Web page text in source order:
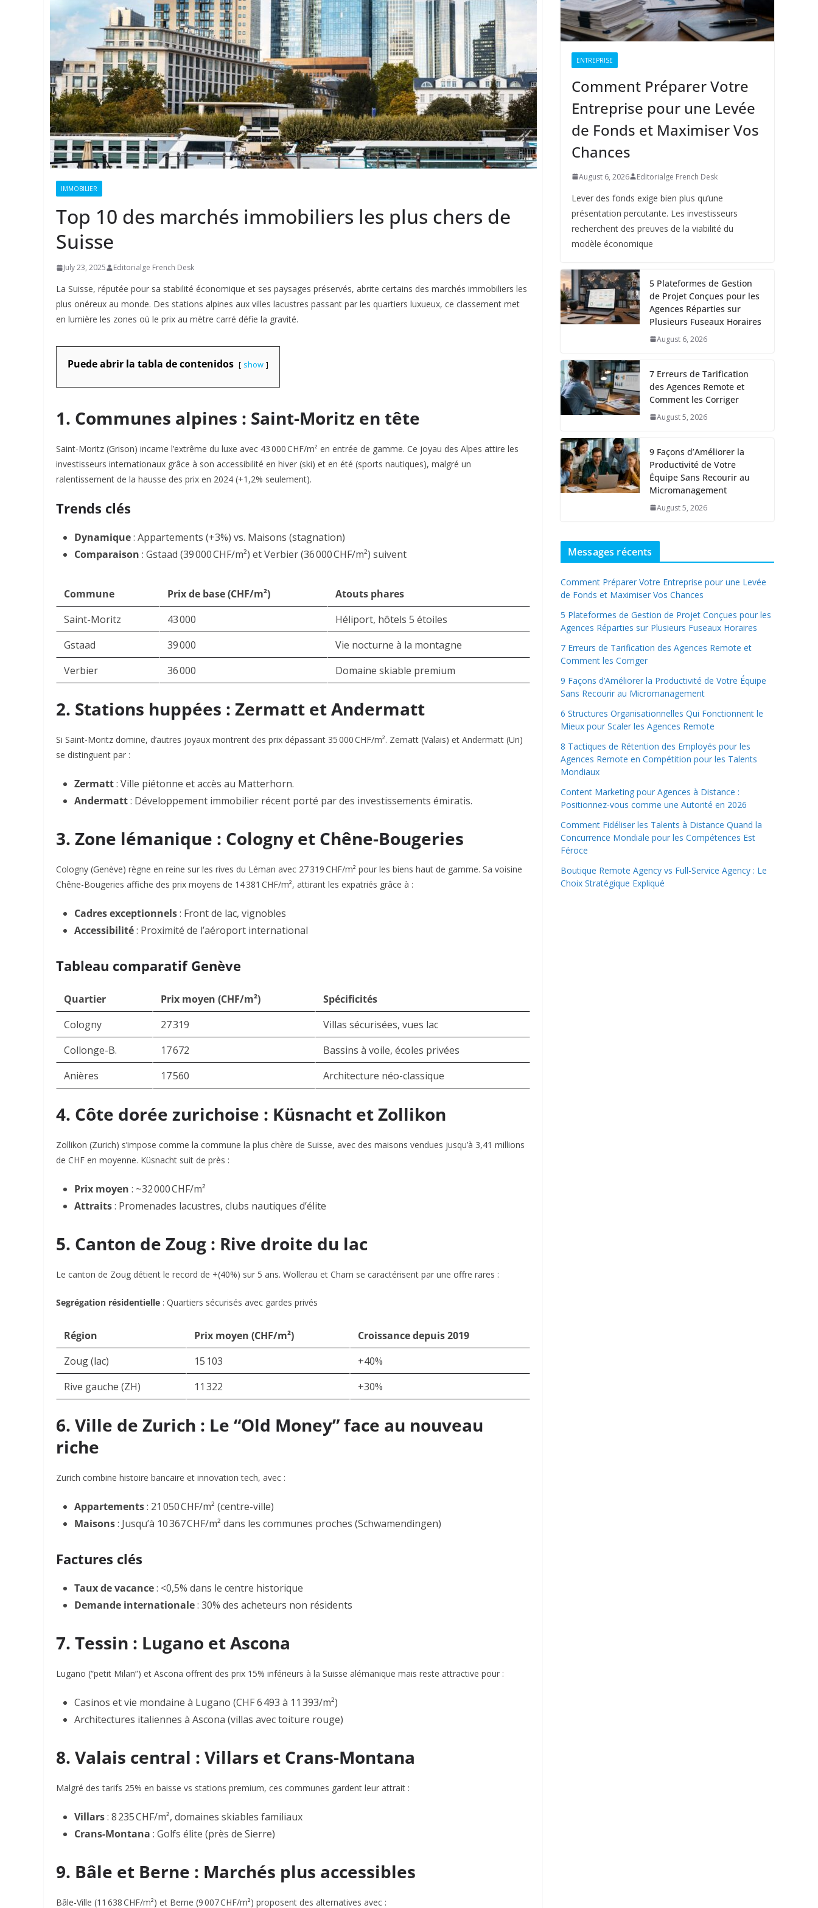
IMMOBILIER
Top 10 des marchés immobiliers les plus chers de
Suisse
July 23, 2025 Editorialge French Desk
La Suisse, réputée pour sa stabilité économique et ses paysages préservés, abrite certains des marchés immobiliers les
plus onéreux au monde. Des stations alpines aux villes lacustres passant par les quartiers luxueux, ce classement met
en lumière les zones où le prix au mètre carré défie la gravité.
Puede abrir la tabla de contenidos show
1. Communes alpines : Saint-Moritz en tête
Saint-Moritz (Grison) incarne l’extrême du luxe avec 43 000 CHF/m² en entrée de gamme. Ce joyau des Alpes attire les
investisseurs internationaux grâce à son accessibilité en hiver (ski) et en été (sports nautiques), malgré un
ralentissement de la hausse des prix en 2024 (+1,2% seulement).
Trends clés
Dynamique: Appartements (+3%) vs. Maisons (stagnation)
Comparaison : Gstaad (39 000 CHF/m²) et Verbier (36 000 CHF/m²) suivent
Commune Prix de base (CHF/m²)
Atouts phares
Saint-Moritz
43 000
Héliport, hôtels 5 étoiles
Gstaad
39 000
Vie nocturne à la montagne
Verbier
36 000 Domaine skiable premium
2. Stations huppées : Zermatt et Andermatt
Si Saint-Moritz domine, d’autres joyaux montrent des prix dépassant 35 000 CHF/m². Zernatt (Valais) et Andermatt (Uri)
se distinguent par :
Zermatt: Ville piétonne et accès au Matterhorn.
Andermatt: Développement immobilier récent porté par des investissements émiratis.
3. Zone lémanique : Cologny et Chêne-Bougeries
Cologny (Genève) règne en reine sur les rives du Léman avec 27 319 CHF/m² pour les biens haut de gamme. Sa voisine
Chêne-Bougeries affiche des prix moyens de 14 381 CHF/m², attirant les expatriés grâce à :
Cadres exceptionnels: Front de lac, vignobles
Accessibilité: Proximité de l’aéroport international
Tableau comparatif Genève
Quartier Prix moyen (CHF/m²)
Spécificités
Cologny
27 319
Villas sécurisées, vues lac
Collonge-B.
17 672
Bassins à voile, écoles privées
Anières
17 560 Architecture néo-classique
4. Côte dorée zurichoise : Küsnacht et Zollikon
Zollikon (Zurich) s’impose comme la commune la plus chère de Suisse, avec des maisons vendues jusqu’à 3,41 millions
de CHF en moyenne. Küsnacht suit de près :
Prix moyen : ~32 000 CHF/m²
Attraits: Promenades lacustres, clubs nautiques d’élite
5. Canton de Zoug : Rive droite du lac
Le canton de Zoug détient le record de +(40%) sur 5 ans. Wollerau et Cham se caractérisent par une offre rares :
Segrégation résidentielle : Quartiers sécurisés avec gardes privés
Région Prix moyen (CHF/m²)
Croissance depuis 2019
Zoug (lac)
15 103
+40%
Rive gauche (ZH)
11 322 +30%
6. Ville de Zurich : Le “Old Money” face au nouveau
riche
Zurich combine histoire bancaire et innovation tech, avec :
Appartements: 21 050 CHF/m² (centre-ville)
Maisons: Jusqu’à 10 367 CHF/m² dans les communes proches (Schwamendingen)
Factures clés
Taux de vacance: <0,5% dans le centre historique
Demande internationale: 30% des acheteurs non résidents
7. Tessin : Lugano et Ascona
Lugano (“petit Milan”) et Ascona offrent des prix 15% inférieurs à la Suisse alémanique mais reste attractive pour :
Casinos et vie mondaine à Lugano (CHF 6 493 à 11 393/m²)
Architectures italiennes à Ascona (villas avec toiture rouge)
8. Valais central : Villars et Crans-Montana
Malgré des tarifs 25% en baisse vs stations premium, ces communes gardent leur attrait :
Villars: 8 235 CHF/m², domaines skiables familiaux
Crans-Montana : Golfs élite (près de Sierre)
9. Bâle et Berne : Marchés plus accessibles
Bâle-Ville (11 638 CHF/m²) et Berne (9 007 CHF/m²) proposent des alternatives avec :
ENTREPRISE
Comment Préparer Votre
Entreprise pour une Levée
de Fonds et Maximiser Vos
Chances
August 6, 2026 Editorialge French Desk
Lever des fonds exige bien plus qu’une
présentation percutante. Les investisseurs
recherchent des preuves de la viabilité du
modèle économique
5 Plateformes de Gestion
de Projet Conçues pour les
Agences Réparties sur
Plusieurs Fuseaux Horaires
August 6, 2026
7 Erreurs de Tarification
des Agences Remote et
Comment les Corriger
August 5, 2026
9 Façons d’Améliorer la
Productivité de Votre
Équipe Sans Recourir au
Micromanagement
August 5, 2026
Messages récents
Comment Préparer Votre Entreprise pour une Levée
de Fonds et Maximiser Vos Chances
5 Plateformes de Gestion de Projet Conçues pour les
Agences Réparties sur Plusieurs Fuseaux Horaires
7 Erreurs de Tarification des Agences Remote et
Comment les Corriger
9 Façons d’Améliorer la Productivité de Votre Équipe
Sans Recourir au Micromanagement
6 Structures Organisationnelles Qui Fonctionnent le
Mieux pour Scaler les Agences Remote
8 Tactiques de Rétention des Employés pour les
Agences Remote en Compétition pour les Talents
Mondiaux
Content Marketing pour Agences à Distance :
Positionnez-vous comme une Autorité en 2026
Comment Fidéliser les Talents à Distance Quand la
Concurrence Mondiale pour les Compétences Est
Féroce
Boutique Remote Agency vs Full-Service Agency : Le
Choix Stratégique Expliqué